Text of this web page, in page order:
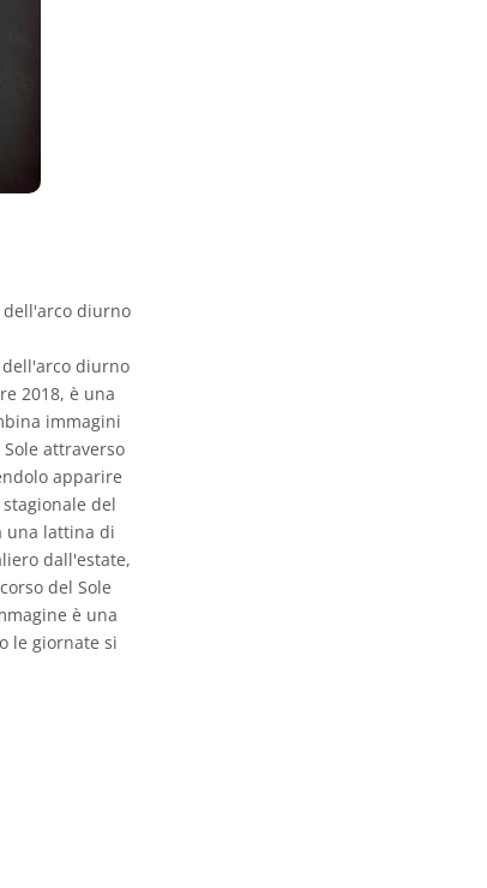
dell'arco diurno
dell'arco diurno
2018, è una
immagini
attraverso
apparire
del
una lattina di
dall'estate,
del Sole
è una
le giornate si